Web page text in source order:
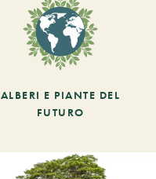
ALBERI E PIANTE DEL
FUTURO